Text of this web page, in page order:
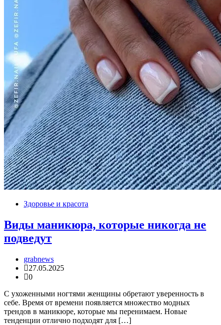
Здоровье и красота
Виды маникюра, которые никогда не
подведут
grabnews
27.05.2025
0
С ухоженными ногтями женщины обретают уверенность в
себе. Время от времени появляется множество модных
трендов в маникюре, которые мы перенимаем. Новые
тенденции отлично подходят для […]